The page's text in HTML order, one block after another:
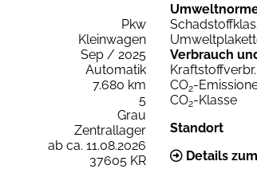
Pkw
Kleinwagen
Sep / 2025
Automatik
7.680 km
5
Grau
Zentrallager
ab ca. 11.08.2026
37605 KR
Verbrauch
CO2-
CO2-Klasse
Standort
Details